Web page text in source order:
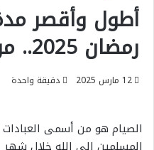
أطول وأقصر
رمضان 2025.. من يصوم أكثر؟
12 مارس 2025 دقيقة واحدة
الصيام هو من أسمى العبادات